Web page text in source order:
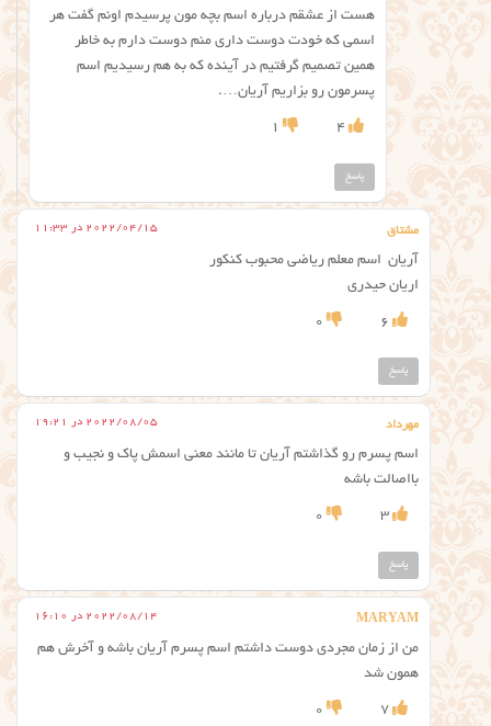
هست از عشقم درباره اسم بچه مون پرسیدم اونم گفت هر
اسمی که خودت دوست داری منم دوست دارم به خاطر
همین تصمیم گرفتیم در آینده که به هم رسیدیم اسم
پسرمون رو بزاریم آریان….
4
1
پاسخ
مشتاق 2022/04/15 در 11:33
آریان اسم معلم ریاضی محبوب کنکور
اریان حیدری
6
0
پاسخ
مهرداد 2022/08/05 در 19:21
اسم پسرم رو گذاشتم آریان تا مانند معنی اسمش پاک و نجیب و
بااصالت باشه
3
0
پاسخ
MARYAM 2022/08/14 در 16:10
من از زمان مجردی دوست داشتم اسم پسرم آریان باشه و آخرش هم
همون شد
7
0